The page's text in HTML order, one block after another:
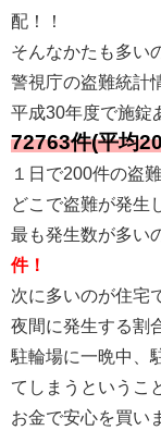
配！！
そんなかたも多い
警視庁の盗難統計
平成30年度で施錠
72763件(平均
１日で200件の盗
どこで盗難が発生
最も発生数が多い
件！
次に多いのが住宅
夜間に発生する割
駐輪場に一晩中、
てしまうというこ
お金で安心を買い